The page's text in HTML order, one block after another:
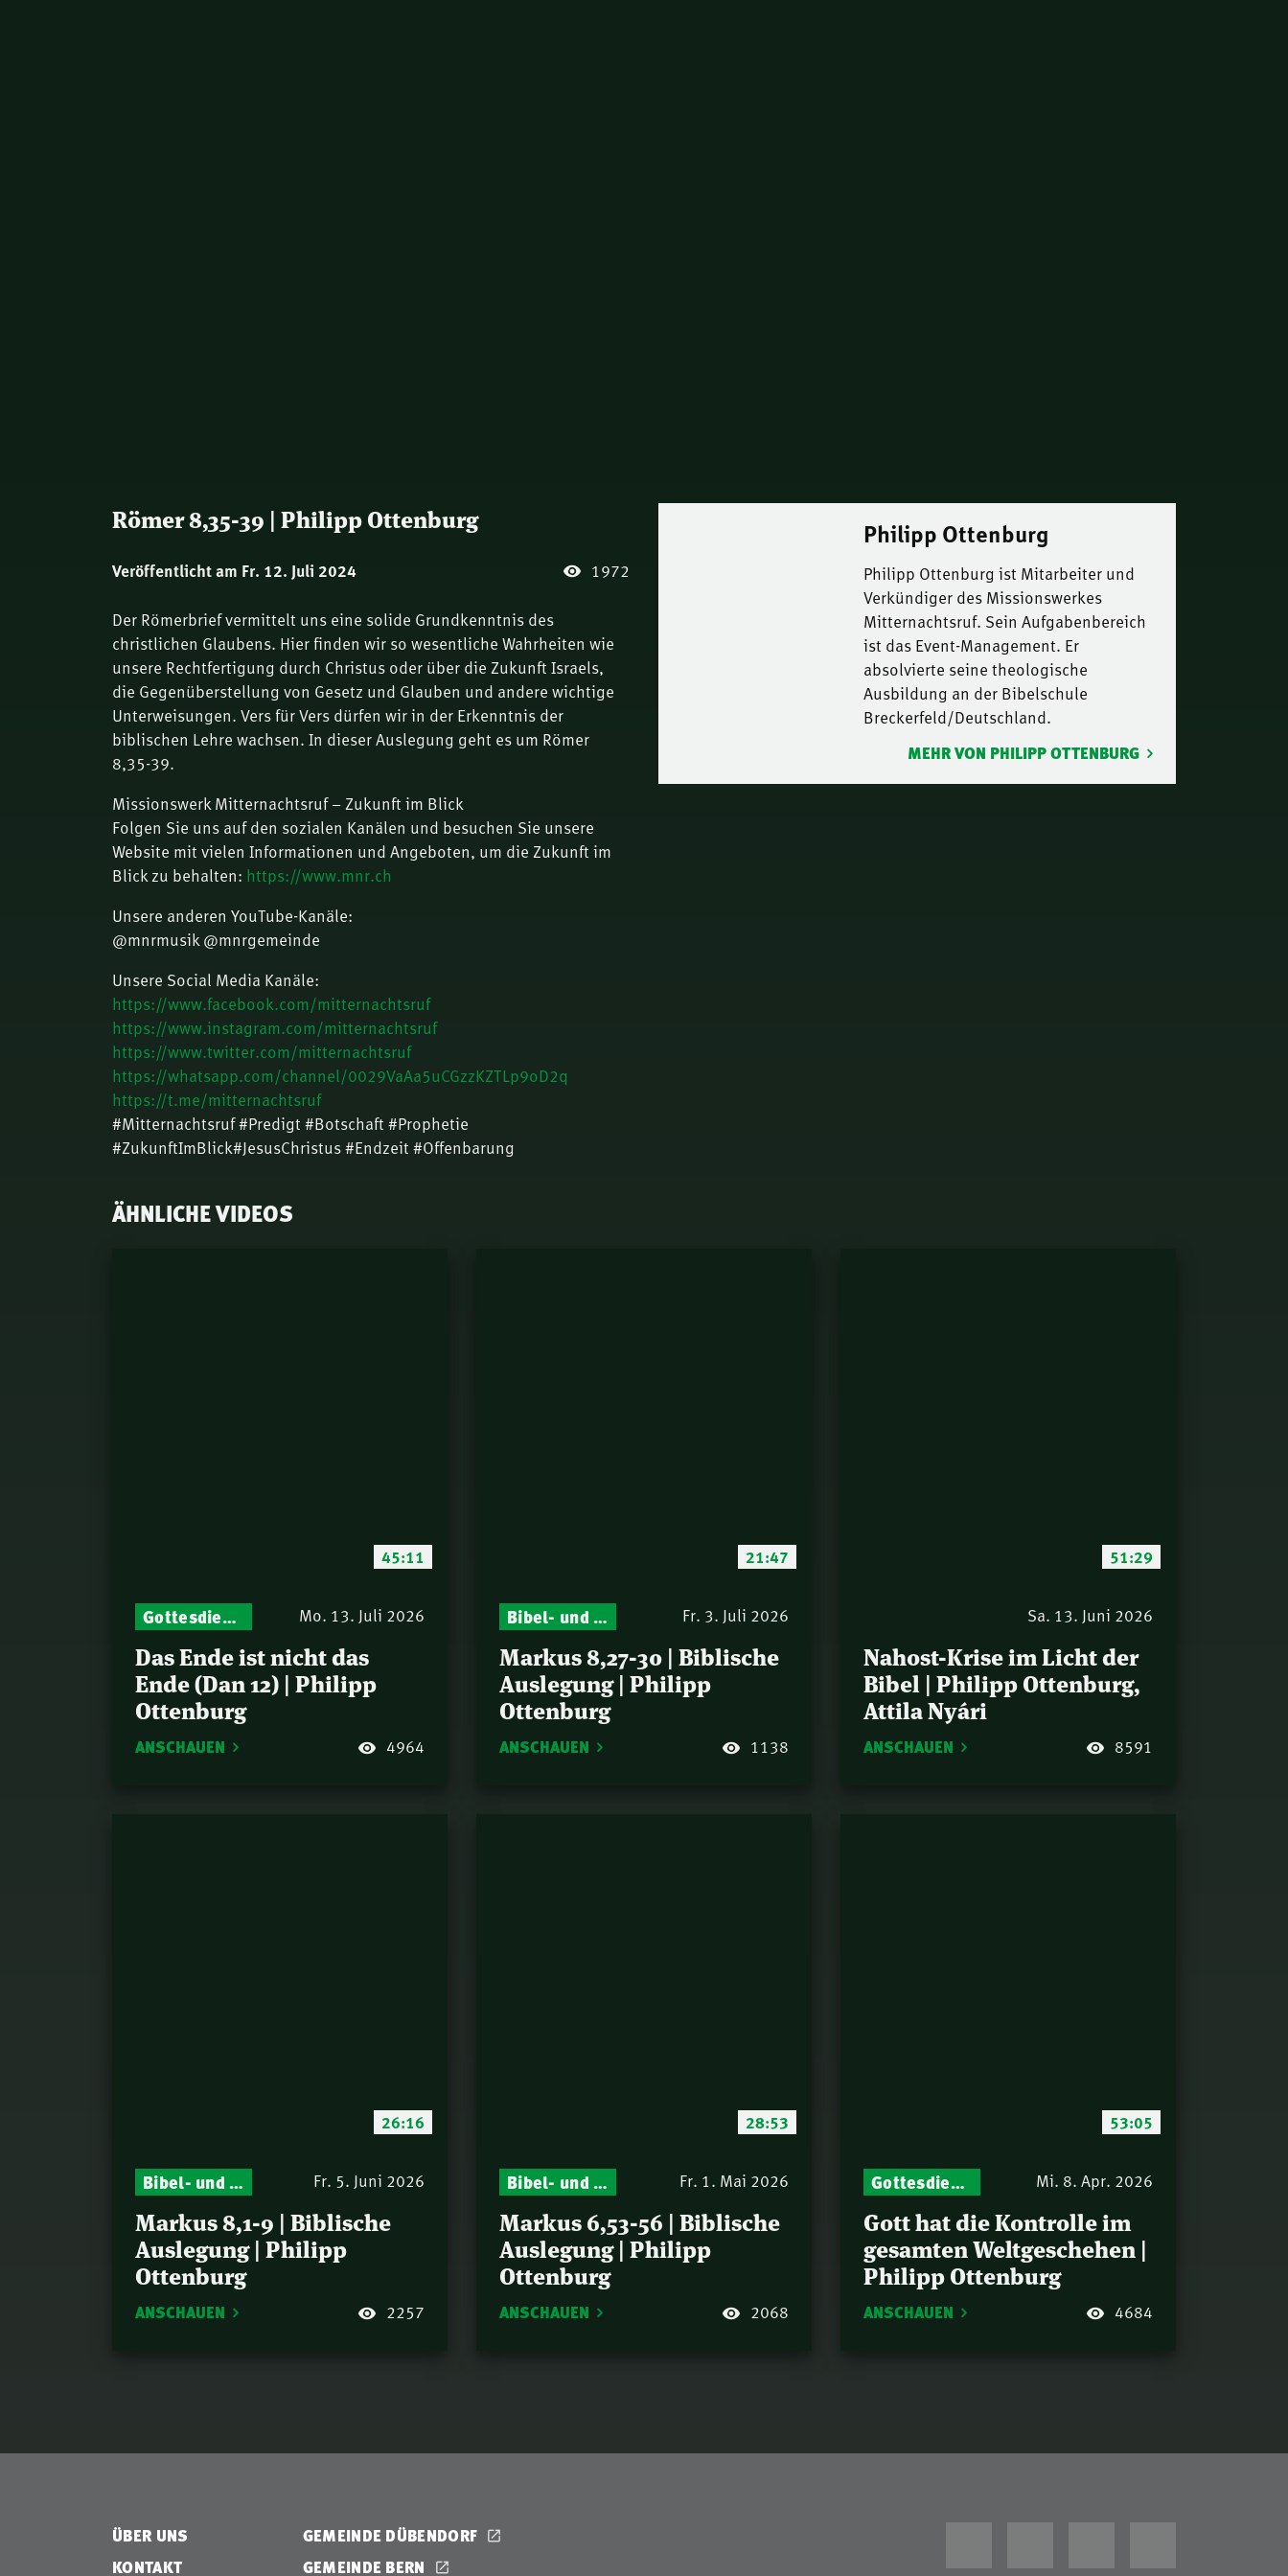
Römer 8,35-39 | Philipp Ottenburg
Veröffentlicht am Fr. 12. Juli 2024 1972
Der Römerbrief vermittelt uns eine solide Grundkenntnis des
christlichen Glaubens. Hier finden wir so wesentliche Wahrheiten wie
unsere Rechtfertigung durch Christus oder über die Zukunft Israels,
die Gegenüberstellung von Gesetz und Glauben und andere wichtige
Unterweisungen. Vers für Vers dürfen wir in der Erkenntnis der
biblischen Lehre wachsen. In dieser Auslegung geht es um Römer
8,35-39.
Missionswerk Mitternachtsruf – Zukunft im Blick
Folgen Sie uns auf den sozialen Kanälen und besuchen Sie unsere
Website mit vielen Informationen und Angeboten, um die Zukunft im
Blick zu behalten: https://www.mnr.ch
Unsere anderen YouTube-Kanäle:
@mnrmusik @mnrgemeinde
Unsere Social Media Kanäle:
https://www.facebook.com/mitternachtsruf
https://www.instagram.com/mitternachtsruf
https://www.twitter.com/mitternachtsruf
https://whatsapp.com/channel/0029VaAa5uCGzzKZTLp9oD2q
https://t.me/mitternachtsruf
#Mitternachtsruf #Predigt #Botschaft #Prophetie
#ZukunftImBlick#JesusChristus #Endzeit #Offenbarung
Philipp Ottenburg
Philipp Ottenburg ist Mitarbeiter und
Verkündiger des Missionswerkes
Mitternachtsruf. Sein Aufgabenbereich
ist das Event-Management. Er
absolvierte seine theologische
Ausbildung an der Bibelschule
Breckerfeld/Deutschland.
MEHR VON PHILIPP OTTENBURG
ÄHNLICHE VIDEOS
45:11
Gottesdienst-Botschaften – Jeden Sonntag neu: Aktuelle Predigten vom Mitternachtsruf Mo. 13. Juli 2026
Das Ende ist nicht das
Ende (Dan 12) | Philipp
Ottenburg
ANSCHAUEN 4964
21:47
Bibel- und Gebetsstunde – Jeden Donnerstag neu: Vers-für-Vers-Auslegungen Fr. 3. Juli 2026
Markus 8,27-30 | Biblische
Auslegung | Philipp
Ottenburg
ANSCHAUEN 1138
51:29
Sa. 13. Juni 2026
Nahost-Krise im Licht der
Bibel | Philipp Ottenburg,
Attila Nyári
ANSCHAUEN 8591
26:16
Bibel- und Gebetsstunde – Jeden Donnerstag neu: Vers-für-Vers-Auslegungen Fr. 5. Juni 2026
Markus 8,1-9 | Biblische
Auslegung | Philipp
Ottenburg
ANSCHAUEN 2257
28:53
Bibel- und Gebetsstunde – Jeden Donnerstag neu: Vers-für-Vers-Auslegungen Fr. 1. Mai 2026
Markus 6,53-56 | Biblische
Auslegung | Philipp
Ottenburg
ANSCHAUEN 2068
53:05
Gottesdienst-Botschaften – Jeden Sonntag neu: Aktuelle Predigten vom Mitternachtsruf Mi. 8. Apr. 2026
Gott hat die Kontrolle im
gesamten Weltgeschehen |
Philipp Ottenburg
ANSCHAUEN 4684
ÜBER UNS
KONTAKT
GEMEINDE DÜBENDORF
GEMEINDE BERN